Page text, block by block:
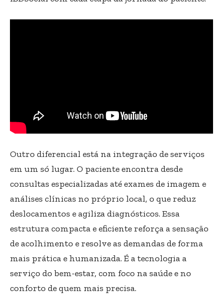
Outro diferencial está na integração de serviços
em um só lugar. O paciente encontra desde
consultas especializadas até exames de imagem e
análises clínicas no próprio local, o que reduz
deslocamentos e agiliza diagnósticos. Essa
estrutura compacta e eficiente reforça a sensação
de acolhimento e resolve as demandas de forma
mais prática e humanizada. É a tecnologia a
serviço do bem-estar, com foco na saúde e no
conforto de quem mais precisa.